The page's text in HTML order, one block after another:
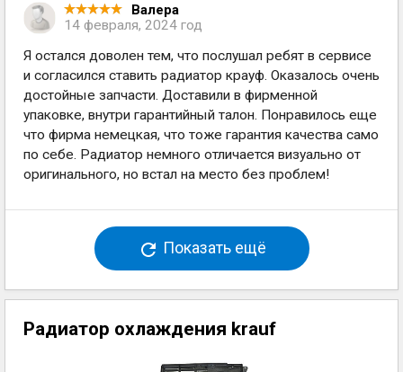
Валера
14 февраля, 2024 год
Я остался доволен тем, что послушал ребят в сервисе
и согласился ставить радиатор крауф. Оказалось очень
достойные запчасти. Доставили в фирменной
упаковке, внутри гарантийный талон. Понравилось еще
что фирма немецкая, что тоже гарантия качества само
по себе. Радиатор немного отличается визуально от
оригинального, но встал на место без проблем!
Показать ещё
Радиатор охлаждения krauf